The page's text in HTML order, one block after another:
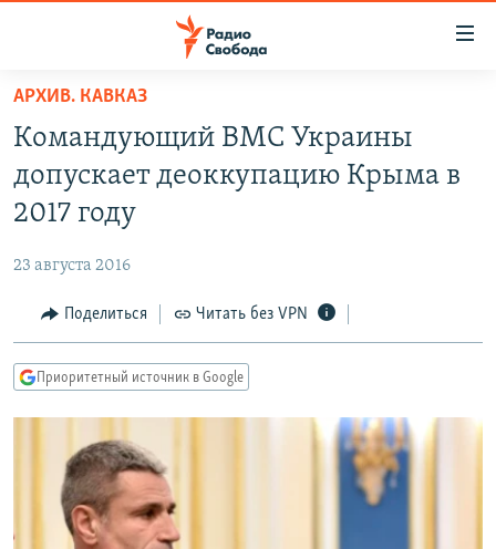
упрощенного
доступа
основному
Вернутся
Вернутся
ПОДКАСТЫ
АВТОРСКИЕ ПРОЕКТЫ
МНЕНИЯ
КУЛЬТУРА
КАВКАЗ.РЕАЛИИ
СЕВЕР.РЕАЛИИ
СИБИРЬ.РЕАЛИИ
РАСПИСАНИЕ ВЕЩАНИЯ
АРХИВ. КАВКАЗ
Командующий ВМС Украины
допускает деоккупацию Крыма в
2017 году
23 августа 2016
Поделиться Читать без VPN
Приоритетный источник в Google